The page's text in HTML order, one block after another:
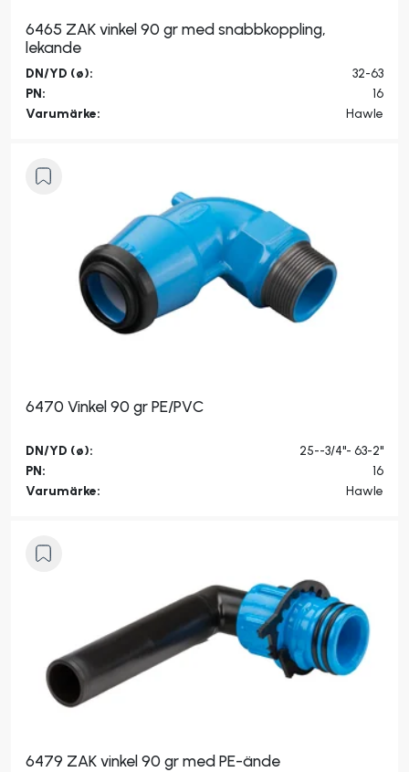
6465 ZAK vinkel 90 gr med snabbkoppling,
lekande
DN/YD (ø):
32-63
PN:
16
Varumärke:
Hawle
6470 Vinkel 90 gr PE/PVC
DN/YD (ø):
25--3/4"- 63-2"
PN:
16
Varumärke:
Hawle
6479 ZAK vinkel 90 gr med PE-ände